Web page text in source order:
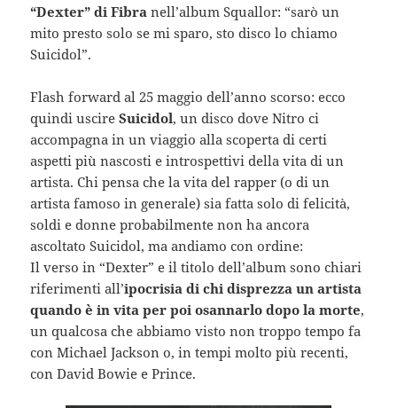
“Dexter” di Fibranell’album Squallor: “sarò un
mito presto solo se mi sparo, sto disco lo chiamo
Suicidol”.
Flash forward al 25 maggio dell’anno scorso: ecco
quindi uscireSuicidol, un disco dove Nitro ci
accompagna in un viaggio alla scoperta di certi
aspetti più nascosti e introspettivi della vita di un
artista. Chi pensa che la vita del rapper (o di un
artista famoso in generale) sia fatta solo di felicità,
soldi e donne probabilmente non ha ancora
ascoltato Suicidol, ma andiamo con ordine:
Il verso in “Dexter” e il titolo dell’album sono chiari
riferimenti all’ipocrisia di chi disprezza un artista
quando è in vita per poi osannarlo dopo la morte,
un qualcosa che abbiamo visto non troppo tempo fa
con Michael Jackson o, in tempi molto più recenti,
con David Bowie e Prince.